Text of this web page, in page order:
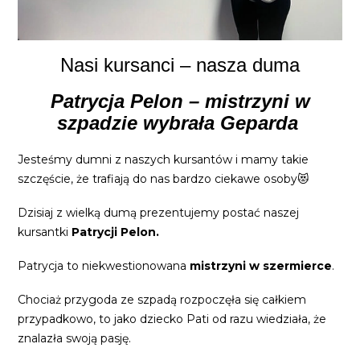
Nasi kursanci – nasza duma
Patrycja Pelon – mistrzyni w
szpadzie wybrała Geparda
Jesteśmy dumni z naszych kursantów i mamy takie
szczęście, że trafiają do nas bardzo ciekawe osoby😻
Dzisiaj z wielką dumą prezentujemy postać naszej
kursantki Patrycji Pelon.
Patrycja to niekwestionowana mistrzyni w szermierce.
Chociaż przygoda ze szpadą rozpoczęła się całkiem
przypadkowo, to jako dziecko Pati od razu wiedziała, że
znalazła swoją pasję.